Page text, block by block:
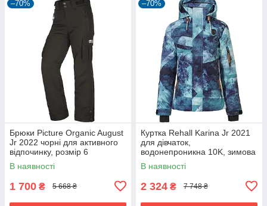
–70%
Брюки Picture Organic August
Jr 2022 чорні для активного
відпочинку, розмір 6
В наявності
1 700 ₴ 5 668 ₴
–70%
Куртка Rehall Karina Jr 2021
для дівчаток,
водонепроникна 10K, зимова
гірськолижна
В наявності
2 324 ₴ 7 748 ₴